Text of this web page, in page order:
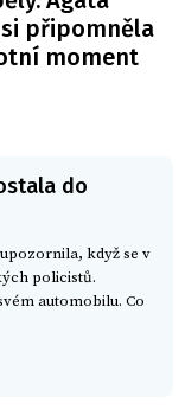
připomněla
moment
do
když se v
policistů.
automobilu. Co